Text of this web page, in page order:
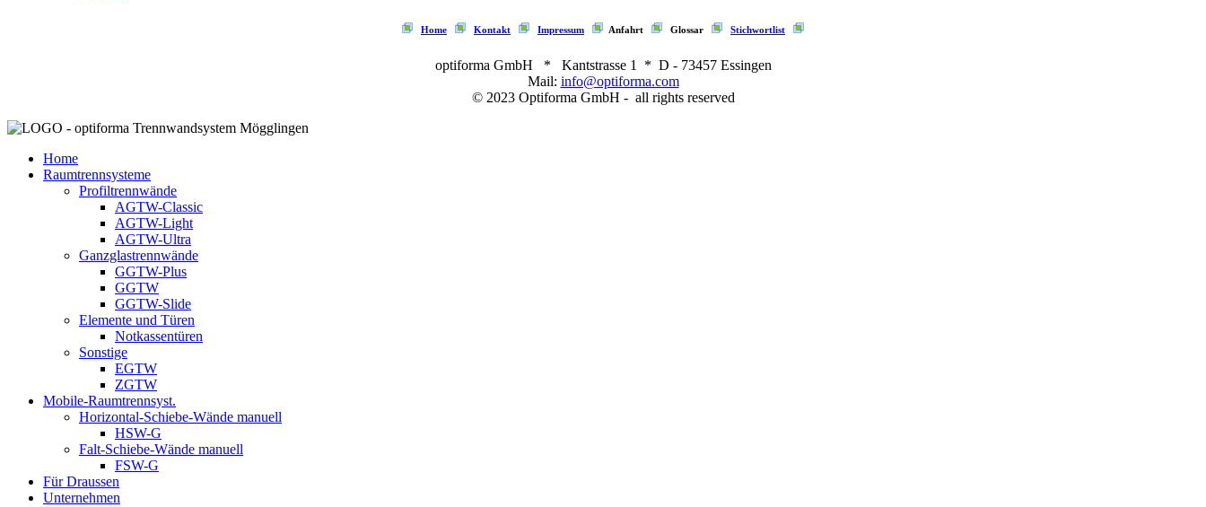
Home Kontakt Impressum Anfahrt Glossar Stichwortlist
optiforma GmbH * Kantstrasse 1 * D - 73457 Essingen
Mail: info@optiforma.com
© 2023 Optiforma GmbH - all rights reserved
Home
Raumtrennsysteme
Profiltrennwände
AGTW-Classic
AGTW-Light
AGTW-Ultra
Ganzglastrennwände
GGTW-Plus
GGTW
GGTW-Slide
Elemente und Türen
Notkassentüren
Sonstige
EGTW
ZGTW
Mobile-Raumtrennsyst.
Horizontal-Schiebe-Wände manuell
HSW-G
Falt-Schiebe-Wände manuell
FSW-G
Für Draussen
Unternehmen